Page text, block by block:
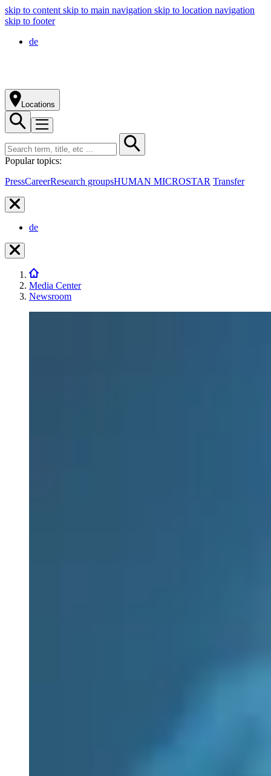
skip to content skip to main navigation skip to location navigation
skip to footer
de
Locations
Popular topics:
PressCareerResearch groupsHUMAN MICROSTAR Transfer
de
Media Center
Newsroom